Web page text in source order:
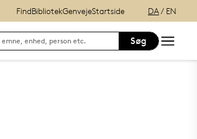
Find
Søg efter kontaktinformation på ansatte
BibliotekGenveje
E-læring (itslearning)
Startside DA/ EN
Søg